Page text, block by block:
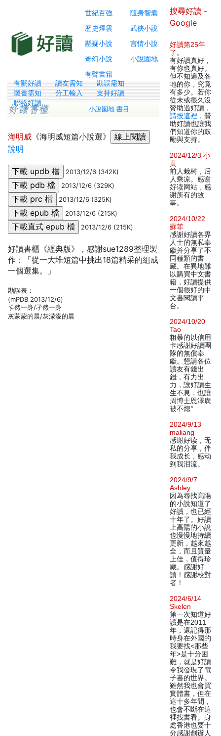
世紀百強
隨身智囊
歷史煙雲
武俠小說
懸疑小說
言情小說
奇幻小說
小說園地
有聲書籍
有關好讀 讀友需知
勘誤需知
製書需知
分工輸入
支持好讀
聯絡好讀
小說園地 書目
海明威 《海明威短篇小說選》
說明
2013/12/6 (342K)
2013/12/6 (329K)
2013/12/6 (325K)
2013/12/6 (215K)
2013/12/6 (215K)
好讀書櫃《經典版》，感謝sue1289整理製
作：「從一大堆短篇中挑出18篇精采的組成
一個選集。」
勘誤表：
(mPDB 2013/12/6)
孓然一身/孑然一身
灰蒙蒙的晨/灰濛濛的晨
搜尋好讀 -
Google
好讀第25年
了 。
有好讀真好，
有你也真好。
但不知遍及各
地的你，究竟
有多少。若你
從未或很久沒
贊助過好讀，
請按這裡 ，贊
助好讀也讓我
們知道你的鼓
勵與支持。
2024/12/3 小
黄
前人栽树，后
人乘凉。感谢
好读网站，感
谢所有的故
事。
2024/10/22
蘇菲
感謝好讀各界
人士的無私奉
獻并分享了不
同種類的書
藏。在異地難
以購買中文書
籍，好讀提供
一個很好的中
文書閱讀平
台。
2024/10/20
Tao
粗暴的以信用
卡感謝好讀團
隊的無償奉
獻。懇請各位
讀友有錢出
錢，有力出
力，讓好讀生
生不息，也讓
周博士恩澤廣
被不熄°
2024/9/13
maliang
感谢好读，无
私的分享，伴
我成长，感动
到我泪流。
2024/9/7
Ashley
因為尋找高陽
的小說知道了
好讀，也已經
十年了。好讀
上高陽的小說
也慢慢地持續
更新，越來越
全，而且質量
上佳，值得珍
藏。感謝好
讀！感謝校對
者！
2024/6/14
Skelen
第一次知道好
讀是在2011
年，還記得那
時身在外國的
我要找<那些
年>是十分困
難，就是好讀
令我發現了電
子書的世界。
雖然我也會買
實體書，但在
這十多年間，
也會不斷在這
裡找書看。身
處香港也要十
分感謝創辦人